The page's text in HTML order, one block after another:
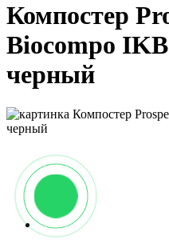
Компостер
Biocompo
черный